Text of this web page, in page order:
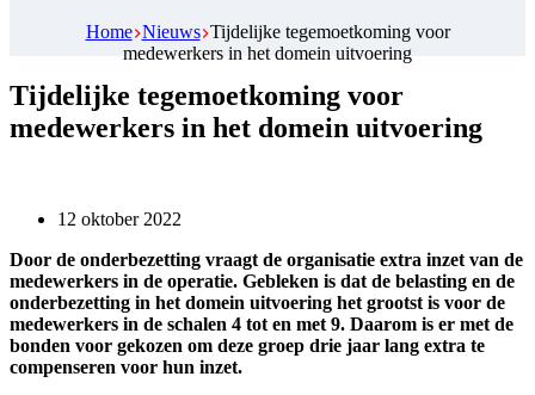
Home Nieuws Tijdelijke tegemoetkoming voor
medewerkers in het domein uitvoering
Tijdelijke tegemoetkoming voor
medewerkers in het domein uitvoering
12 oktober 2022
Door de onderbezetting vraagt de organisatie extra inzet van de
medewerkers in de operatie. Gebleken is dat de belasting en de
onderbezetting in het domein uitvoering het grootst is voor de
medewerkers in de schalen 4 tot en met 9. Daarom is er met de
bonden voor gekozen om deze groep drie jaar lang extra te
compenseren voor hun inzet.